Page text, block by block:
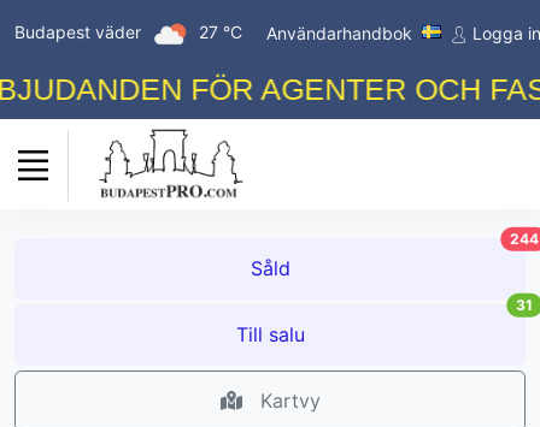
Budapest väder 27 °C Användarhandbok Logga in
FÖR AGENTER OCH
Såld
244
Till salu
31
Kartvy